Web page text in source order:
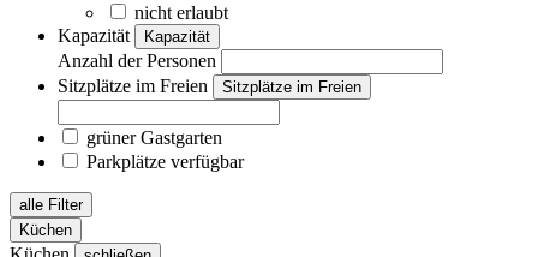
nicht erlaubt
Kapazität
Kapazität
Anzahl der Personen
Sitzplätze im Freien
Sitzplätze im Freien
grüner Gastgarten
Parkplätze verfügbar
alle Filter
Küchen